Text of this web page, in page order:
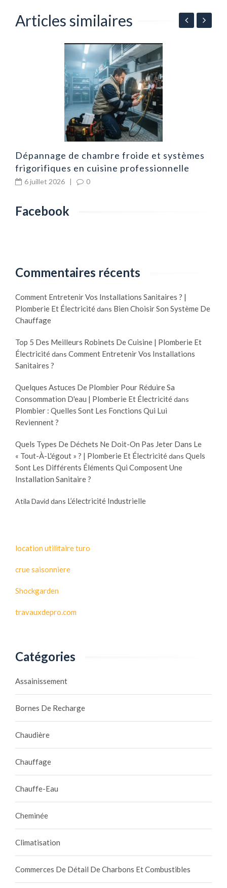
Articles similaires
Dépannage de chambre froide et systèmes
frigorifiques en cuisine professionnelle
6 juillet 2026 | 0
Facebook
Commentaires récents
Comment Entretenir Vos Installations Sanitaires ? |
Plomberie Et Électricitédans Bien Choisir Son Système De
Chauffage
Top 5 Des Meilleurs Robinets De Cuisine | Plomberie Et
Électricitédans Comment Entretenir Vos Installations
Sanitaires ?
Quelques Astuces De Plombier Pour Réduire Sa
Consommation D'eau | Plomberie Et Électricitédans
Plombier : Quelles Sont Les Fonctions Qui Lui
Reviennent ?
Quels Types De Déchets Ne Doit-On Pas Jeter Dans Le
« Tout-À-L'égout » ? | Plomberie Et Électricitédans Quels
Sont Les Différents Éléments Qui Composent Une
Installation Sanitaire ?
Atila David dans L’électricité Industrielle
location utilitaire turo
crue saisonniere
Shockgarden
travauxdepro.com
Catégories
Assainissement
Bornes De Recharge
Chaudière
Chauffage
Chauffe-Eau
Cheminée
Climatisation
Commerces De Détail De Charbons Et Combustibles